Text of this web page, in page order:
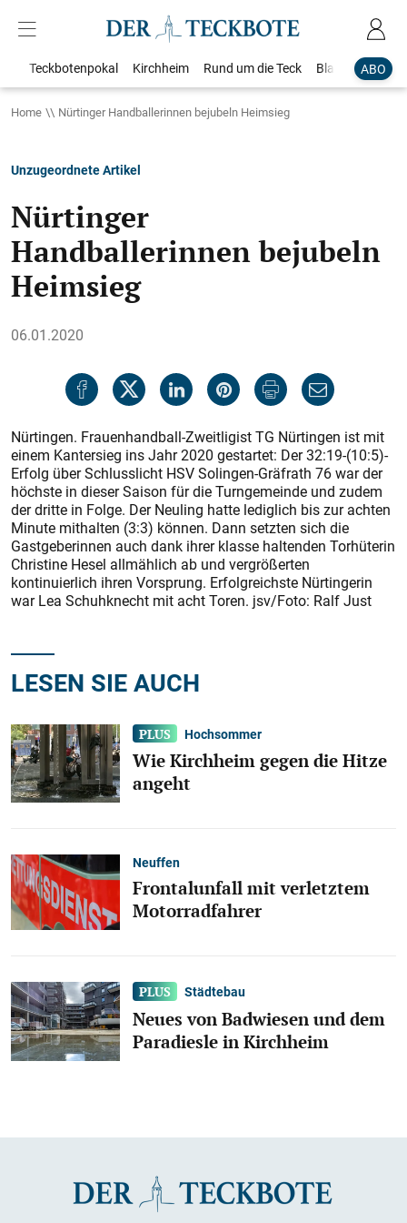
ABO
Teckbotenpokal Kirchheim Rund um die Teck Blaulicht
Home Nürtinger Handballerinnen bejubeln Heimsieg
Unzugeordnete Artikel
Nürtinger
Handballerinnen bejubeln
Heimsieg
06.01.2020
Nürtingen. Frauenhandball-Zweitligist TG Nürtingen ist mit
einem Kantersieg ins Jahr 2020 gestartet: Der 32:19-(10:5)-
Erfolg über Schlusslicht HSV Solingen-Gräfrath 76 war der
höchste in dieser Saison für die Turngemeinde und zudem
der dritte in Folge. Der Neuling hatte lediglich bis zur achten
Minute mithalten (3:3) können. Dann setzten sich die
Gastgeberinnen auch dank ihrer klasse haltenden Torhüterin
Christine Hesel allmählich ab und vergrößerten
kontinuierlich ihren Vorsprung. Erfolgreichste Nürtingerin
war Lea Schuhknecht mit acht Toren. jsv/Foto: Ralf Just
LESEN SIE AUCH
Hochsommer
Wie Kirchheim gegen die Hitze
angeht
Neuffen
Frontalunfall mit verletztem
Motorradfahrer
Städtebau
Neues von Badwiesen und dem
Paradiesle in Kirchheim